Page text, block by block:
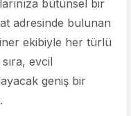
bütünsel bir
adresinde bulunan
ekibiyle her türlü
evcil
geniş bir